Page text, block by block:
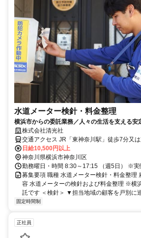
水道メーター検針・料金整理
横浜市からの委託業務／人々の生活を支える安
て長く活躍できます！
株式会社清光社
交通アクセス JR「東神奈川駅」徒歩7分又
（旧仲木戸）」「神奈川新町」徒歩5分
日給10,500円以上
神奈川県横浜市神奈川区
勤務曜日・時間 8:30～17:15 （週5日） ※実
募集要項 職種 水道メーター検針・料金整理
容 水道メーターの検針および料金整理 ※横
託です ＜検針＞ ▼担当地域の顧客を戸別に
固定時間制
正社員